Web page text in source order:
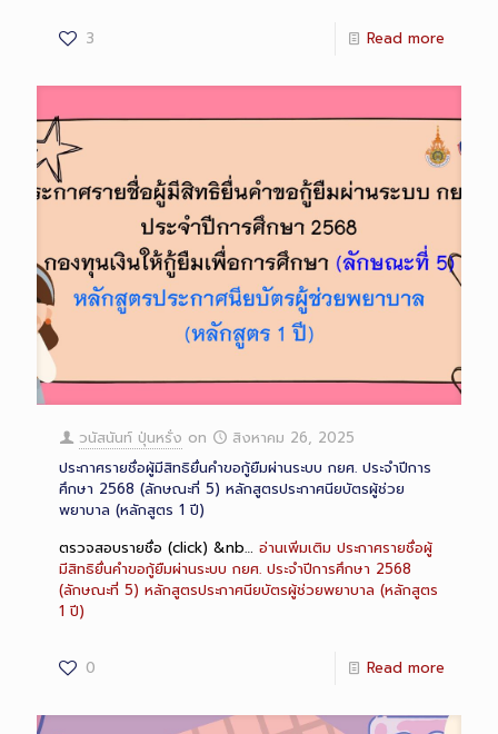
3 Read more
วนัสนันท์ ปุ่นหรั่ง on
สิงหาคม 26, 2025
ประกาศรายชื่อผู้มีสิทธิยื่นคำขอกู้ยืมผ่านระบบ กยศ. ประจำปีการ
ศึกษา 2568 (ลักษณะที่ 5) หลักสูตรประกาศนียบัตรผู้ช่วย
พยาบาล (หลักสูตร 1 ปี)
ตรวจสอบรายชื่อ (click) &nb… อ่านเพิ่มเติม ประกาศรายชื่อผู้
มีสิทธิยื่นคำขอกู้ยืมผ่านระบบ กยศ. ประจำปีการศึกษา 2568
(ลักษณะที่ 5) หลักสูตรประกาศนียบัตรผู้ช่วยพยาบาล (หลักสูตร
1 ปี)
0 Read more